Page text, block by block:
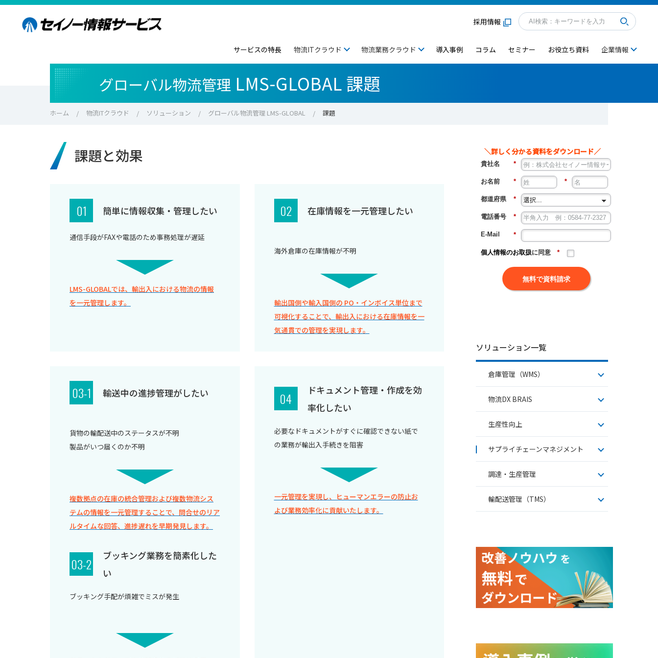
採用情報
サービスの特長 物流ITクラウド 物流業務クラウド 導入事例 コラム セミナー お役立ち資料 企業情報
グローバル物流管理 LMS-GLOBAL 課題
ホーム 物流ITクラウド ソリューション グローバル物流管理 LMS-GLOBAL 課題
課題と効果
01 簡単に情報収集・管理したい
通信手段がFAXや電話のため事務処理が遅延
LMS-GLOBALでは、輸出入における物流の情報
を一元管理します。
02 在庫情報を一元管理したい
海外倉庫の在庫情報が不明
輸出国側や輸入国側の PO・インボイス単位まで
可視化することで、輸出入における在庫情報を一
気通貫での管理を実現します。
03-1 輸送中の進捗管理がしたい
貨物の輸配送中のステータスが不明
製品がいつ届くのか不明
複数拠点の在庫の統合管理および複数物流シス
テムの情報を一元管理することで、問合せのリア
ルタイムな回答、進捗遅れを早期発見します。
03-2
ブッキング業務を簡素化した
い
ブッキング手配が煩雑でミスが発生
04
ドキュメント管理・作成を効
率化したい
必要なドキュメントがすぐに確認できない紙で
の業務が輸出入手続きを阻害
一元管理を実現し、ヒューマンエラーの防止お
よび業務効率化に貢献いたします。
＼詳しく分かる資料をダウンロード／
*
貴社名
*
お名前 *
*
都道府県
*
電話番号
*
E-Mail
*
個人情報のお取扱に同意
無料で資料請求
ソリューション一覧
倉庫管理（WMS）
物流DX BRAIS​
生産性向上
サプライチェーンマネジメント
調達・生産管理
輸配送管理（TMS）